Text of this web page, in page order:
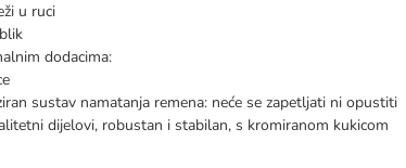
u ruci
dodacima:
sustav namatanja remena: neće se zapetljati ni opustiti
dijelovi, robustan i stabilan, s kromiranom kukicom